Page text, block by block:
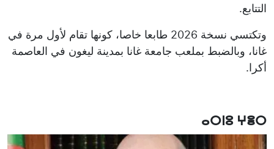
التتابع.
وتكتسي نسخة 2026 طابعا خاصا، كونها تقام لأول مرة في
غانا، وبالضبط بملعب جامعة غانا بمدينة ليغون في العاصمة
أكرا.
ⴰⵔⵏⵓ ⵖⴻⵔ